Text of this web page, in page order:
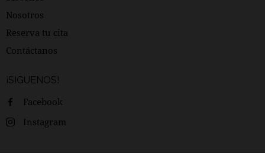
Nosotros
Reserva tu cita
Contáctanos
¡SIGUENOS!
Facebook
Instagram